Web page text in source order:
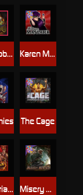
The Cage
Barbarian Fury
Evil Goblins xBomb
Misery Mining
Karen Maneater